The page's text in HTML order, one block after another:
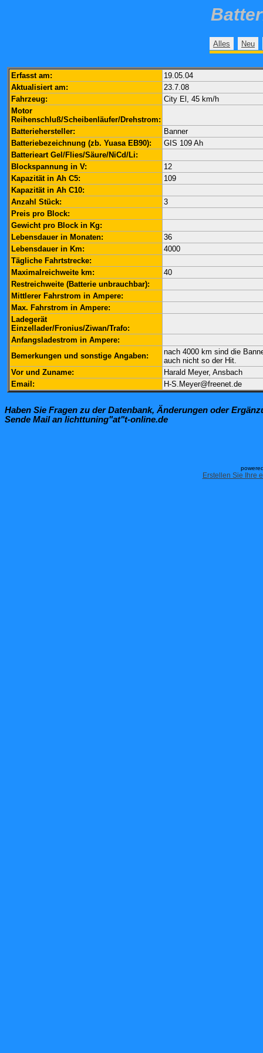
Alles Neu
Erfasst am:
19.05.04
Aktualisiert am:
23.7.08
Fahrzeug:
City El, 45 km/h
Motor
Reihenschluß/Scheibenläufer/Drehstrom:
Batteriehersteller:
Banner
Batteriebezeichnung (zb. Yuasa EB90):
GIS 109 Ah
Batterieart Gel/Flies/Säure/NiCd/Li:
Blockspannung in V:
12
Kapazität in Ah C5:
109
Kapazität in Ah C10:
Anzahl Stück:
3
Preis pro Block:
Gewicht pro Block in Kg:
Lebensdauer in Monaten:
36
Lebensdauer in Km:
4000
Tägliche Fahrtstrecke:
Maximalreichweite km:
40
Restreichweite (Batterie unbrauchbar):
Mittlerer Fahrstrom in Ampere:
Max. Fahrstrom in Ampere:
Ladegerät
Einzellader/Fronius/Ziwan/Trafo:
Anfangsladestrom in Ampere:
Bemerkungen und sonstige Angaben:
nach 4000 km sind die
auch nicht so der Hit.
Vor und Zuname:
Harald Meyer, Ansbach
Email:
H-S.Meyer@freenet.de
Haben Sie Fragen zu der Datenbank, Änderungen oder
Sende Mail an lichttuning"at"t-online.de
Erstellen Sie Ihre